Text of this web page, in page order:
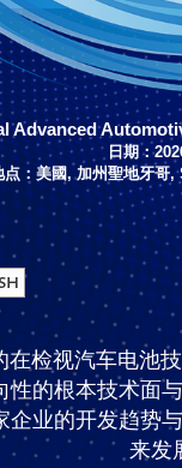
Advanced
日期：
点：美國, 加州聖地牙
检视汽车电池
的根本技术面
业的开发趋势
来发